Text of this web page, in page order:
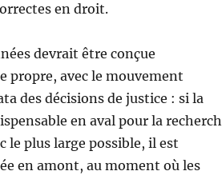
en droit.
devrait être conçue
propre, avec le mouvement
des décisions de justice : si la
en aval pour la
le plus large possible, il est
en amont, au moment où les